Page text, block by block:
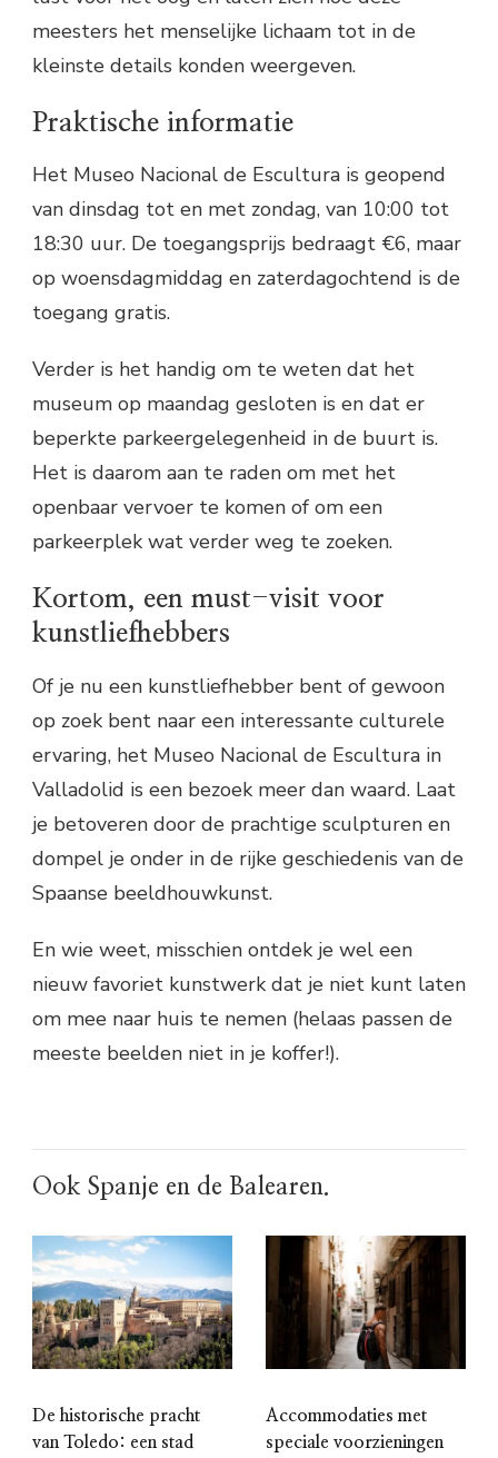
meesters het menselijke lichaam tot in de
kleinste details konden weergeven.
Praktische informatie
Het Museo Nacional de Escultura is geopend
van dinsdag tot en met zondag, van 10:00 tot
18:30 uur. De toegangsprijs bedraagt €6, maar
op woensdagmiddag en zaterdagochtend is de
toegang gratis.
Verder is het handig om te weten dat het
museum op maandag gesloten is en dat er
beperkte parkeergelegenheid in de buurt is.
Het is daarom aan te raden om met het
openbaar vervoer te komen of om een
parkeerplek wat verder weg te zoeken.
Kortom, een must-visit voor
kunstliefhebbers
Of je nu een kunstliefhebber bent of gewoon
op zoek bent naar een interessante culturele
ervaring, het Museo Nacional de Escultura in
Valladolid is een bezoek meer dan waard. Laat
je betoveren door de prachtige sculpturen en
dompel je onder in de rijke geschiedenis van de
Spaanse beeldhouwkunst.
En wie weet, misschien ontdek je wel een
nieuw favoriet kunstwerk dat je niet kunt laten
om mee naar huis te nemen (helaas passen de
meeste beelden niet in je koffer!).
Ook Spanje en de Balearen.
De historische pracht
van Toledo: een stad
Accommodaties met
speciale voorzieningen